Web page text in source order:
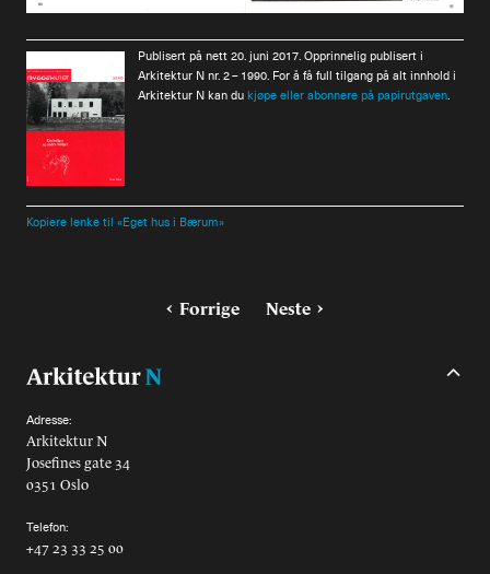
Publisert på nett 20. juni 2017. Opprinnelig publisert i
Arkitektur N nr. 2 – 1990. For å få full tilgang på alt innhold i
Arkitektur N kan du kjøpe eller abonnere på papirutgaven.
Kopiere lenke til «Eget hus i Bærum»
Forrige Neste
Adresse:
Arkitektur N
Josefines gate 34
0351 Oslo
Telefon:
+47 23 33 25 00